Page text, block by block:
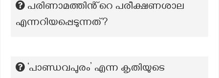
പരിണാമത്തിൻ്റെ പരീക്ഷണശാല
എന്നറിയപ്പെടുന്നത്?
‘പാണ്ഡവപുരം’ എന്ന കൃതിയുടെ